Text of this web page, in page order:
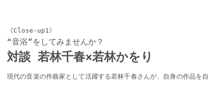
《Close-up1》
“音浴”をしてみませんか？
対談 若林千春×若林かをり
現代の音楽の作曲家として活躍する若林千春さんが、自身の作品を自